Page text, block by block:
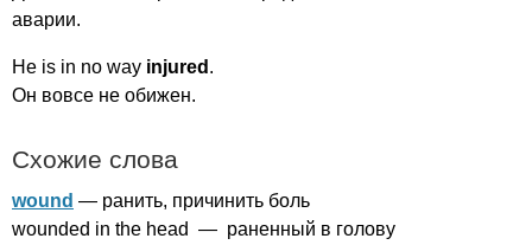
аварии.
He is in no way injured .
Он вовсе не обижен.
Схожие слова
wound — ранить, причинить боль
wounded in the head — раненный в голову